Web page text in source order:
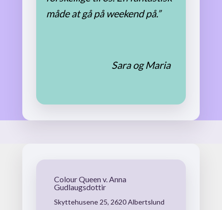
måde at gå på weekend på.”
Sara og Maria
Colour Queen v. Anna
Gudlaugsdottir
Skyttehusene 25, 2620 Albertslund